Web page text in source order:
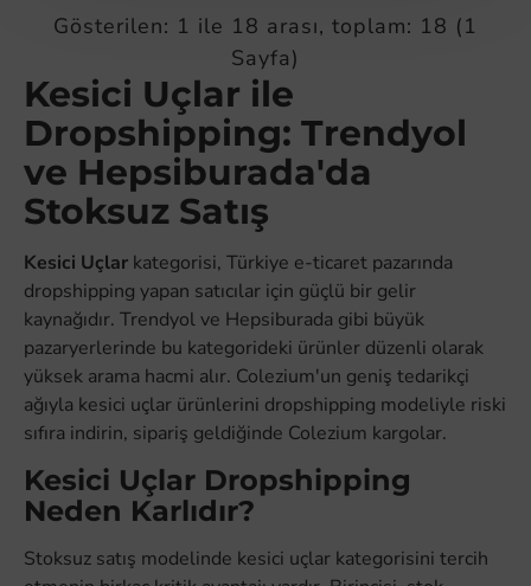
Gösterilen: 1 ile 18 arası, toplam: 18 (1
Sayfa)
Kesici Uçlar ile
Dropshipping: Trendyol
ve Hepsiburada'da
Stoksuz Satış
Kesici Uçlar kategorisi, Türkiye e-ticaret pazarında
dropshipping yapan satıcılar için güçlü bir gelir
kaynağıdır. Trendyol ve Hepsiburada gibi büyük
pazaryerlerinde bu kategorideki ürünler düzenli olarak
yüksek arama hacmi alır. Colezium'un geniş tedarikçi
ağıyla kesici uçlar ürünlerini dropshipping modeliyle riski
sıfıra indirin, sipariş geldiğinde Colezium kargolar.
Kesici Uçlar Dropshipping
Neden Karlıdır?
Stoksuz satış modelinde kesici uçlar kategorisini tercih